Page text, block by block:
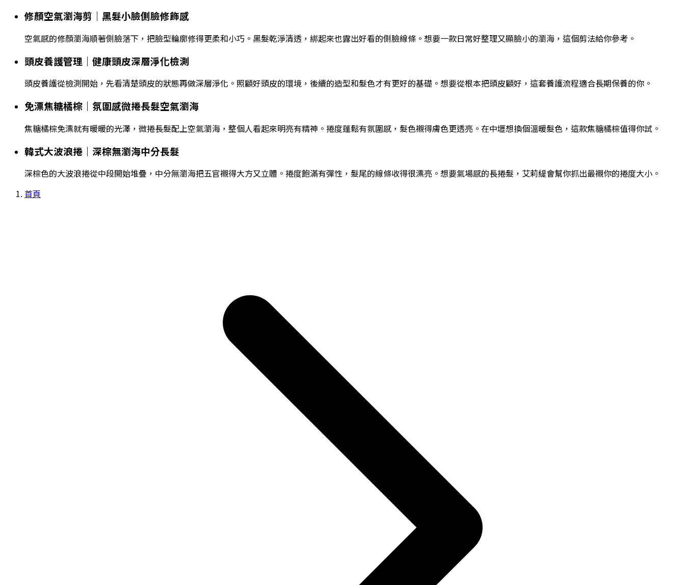
修顏空氣瀏海剪｜黑髮小臉側臉修飾感
空氣感的修顏瀏海順著側臉落下，把臉型輪廓修得更柔和小巧。黑髮乾淨清透，綁起來也露出好看的側臉線條。想要一款日常好整理又顯臉小的瀏海，這個剪法給你參考。
頭皮養護管理｜健康頭皮深層淨化檢測
頭皮養護從檢測開始，先看清楚頭皮的狀態再做深層淨化。照顧好頭皮的環境，後續的造型和髮色才有更好的基礎。想要從根本把頭皮顧好，這套養護流程適合長期保養的你。
免漂焦糖橘棕｜氛圍感微捲長髮空氣瀏海
焦糖橘棕免漂就有暖暖的光澤，微捲長髮配上空氣瀏海，整個人看起來明亮有精神。捲度蓬鬆有氛圍感，髮色襯得膚色更透亮。在中壢想換個溫暖髮色，這款焦糖橘棕值得你試。
韓式大波浪捲｜深棕無瀏海中分長髮
深棕色的大波浪捲從中段開始堆疊，中分無瀏海把五官襯得大方又立體。捲度飽滿有彈性，髮尾的線條收得很漂亮。想要氣場感的長捲髮，艾莉緹會幫你抓出最襯你的捲度大小。
首頁